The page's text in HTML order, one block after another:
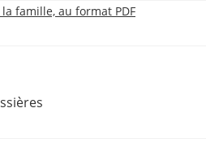
famille, au format PDF